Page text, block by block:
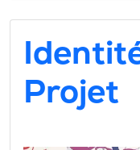
Projet